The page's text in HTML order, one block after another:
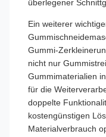
überlegener
Ein weiterer
Gummi-
nicht nur
Gummimaterialien
für die
doppelte
kostengünstigen
Materialverbrauch